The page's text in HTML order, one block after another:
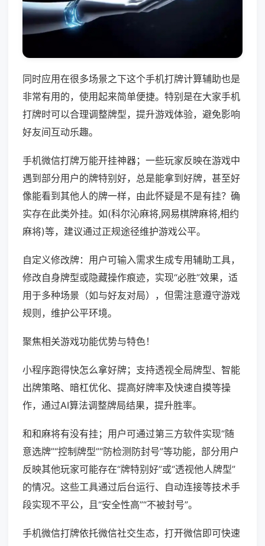
同时应用在很多场景之下这个手机打牌计算辅助也是
非常有用的，使用起来简单便捷。特别是在大家手机
打牌时可以合理调整牌型，提升游戏体验，避免影响
好友间互动乐趣。
手机微信打牌万能开挂神器；一些玩家反映在游戏中
遇到部分用户的牌特别好，总是能拿到好牌，甚至好
像能看到其他人的牌一样，由此怀疑是不是有挂？确
实存在此类外挂。如(科尔沁麻将,网易棋牌麻将,相约
麻将)等，建议通过正规途径维护游戏公平。
自定义修改牌：用户可输入需求生成专用辅助工具，
修改自身牌型或隐藏操作痕迹，实现“必胜”效果，适
用于多种场景（如与好友对局），但需注意遵守游戏
规则，维护公平环境。
聚焦相关游戏功能优势与特色！
小程序跑得快怎么拿好牌；支持透视全局牌型、智能
出牌策略、暗杠优化、提高好牌率及快速自摸等操
作，通过AI算法调整牌局结果，提升胜率。
和和麻将有没有挂；用户可通过第三方软件实现“随
意选牌”“控制牌型”“防检测防封号”等功能，部分用户
反映其他玩家可能存在“牌特别好”或“透视他人牌型”
的情况。这些工具通过后台运行、自动连接等技术手
段实现不平公，且“安全性高”“不被封号”。
手机微信打牌依托微信社交生态，打开微信即可快速